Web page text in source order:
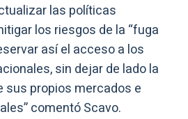
las políticas
los riesgos de la “fuga
así el acceso a los
sin dejar de lado la
sus propios mercados e
comentó Scavo.